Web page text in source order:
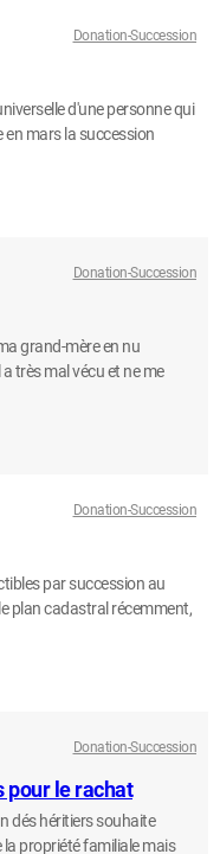
Donation-Succession
d'une personne qui
en mars la succession
Donation-Succession
grand-mère en nu
très mal vécu et ne me
Donation-Succession
par succession au
plan cadastral récemment,
Donation-Succession
pour le rachat
dés héritiers souhaite
propriété familiale mais